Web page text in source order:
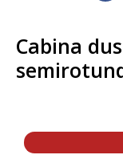
Cabina